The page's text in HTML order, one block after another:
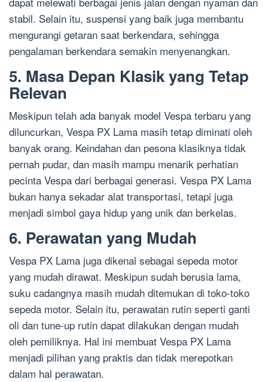
stabil. Selain itu, suspensi yang baik juga membantu
mengurangi getaran saat berkendara, sehingga
pengalaman berkendara semakin menyenangkan.
5. Masa Depan Klasik yang Tetap
Relevan
Meskipun telah ada banyak model Vespa terbaru yang
diluncurkan, Vespa PX Lama masih tetap diminati oleh
banyak orang. Keindahan dan pesona klasiknya tidak
pernah pudar, dan masih mampu menarik perhatian
pecinta Vespa dari berbagai generasi. Vespa PX Lama
bukan hanya sekadar alat transportasi, tetapi juga
menjadi simbol gaya hidup yang unik dan berkelas.
6. Perawatan yang Mudah
Vespa PX Lama juga dikenal sebagai sepeda motor
yang mudah dirawat. Meskipun sudah berusia lama,
suku cadangnya masih mudah ditemukan di toko-toko
sepeda motor. Selain itu, perawatan rutin seperti ganti
oli dan tune-up rutin dapat dilakukan dengan mudah
oleh pemiliknya. Hal ini membuat Vespa PX Lama
menjadi pilihan yang praktis dan tidak merepotkan
dalam hal perawatan.